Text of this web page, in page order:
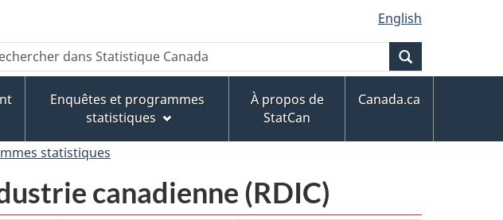
English
Enquêtes et programmes
statistiques
À propos de
StatCan
Canada.ca
statistiques
canadienne (RDIC)